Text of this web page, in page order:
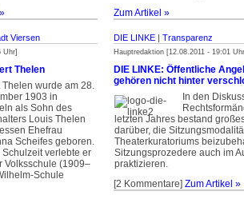
Zum Artikel »
Viersen
Uhr]
Thelen
Thelen wurde am 28.
1903 in
als Sohn des
Louis Thelen
Ehefrau
Scheifes geboren.
Schulzeit verlebte er
Volksschule (1909–
Schule
DIE LINKE | Transparenz
Hauptredaktion [12.08.2011 - 19:01
DIE LINKE: Öffentliche
gehören nicht hinter
In den
letzten Jahres bestand
darüber, die
Theaterkuratoriums
Sitzungsprozedere auch im
praktizieren.
[2 Kommentare] Zum Artikel »